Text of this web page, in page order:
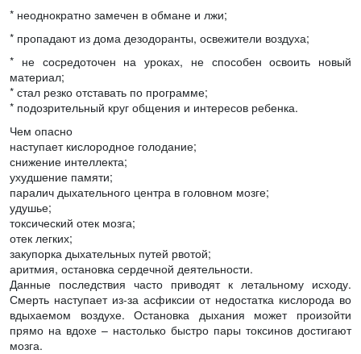
* неоднократно замечен в обмане и лжи;
* пропадают из дома дезодоранты, освежители воздуха;
* не сосредоточен на уроках, не способен освоить новый
материал;
* стал резко отставать по программе;
* подозрительный круг общения и интересов ребенка.
Чем опасно
наступает кислородное голодание;
снижение интеллекта;
ухудшение памяти;
паралич дыхательного центра в головном мозге;
удушье;
токсический отек мозга;
отек легких;
закупорка дыхательных путей рвотой;
аритмия, остановка сердечной деятельности.
Данные последствия часто приводят к летальному исходу.
Смерть наступает из-за асфиксии от недостатка кислорода во
вдыхаемом воздухе. Остановка дыхания может произойти
прямо на вдохе – настолько быстро пары токсинов достигают
мозга.